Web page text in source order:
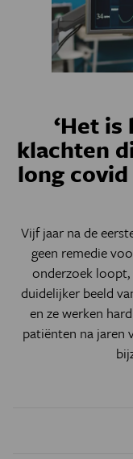
‘Het
klachten
long
Vijf jaar na de
geen remedie
onderzoek loopt,
duidelijker beeld
en ze werken
patiënten na jaren